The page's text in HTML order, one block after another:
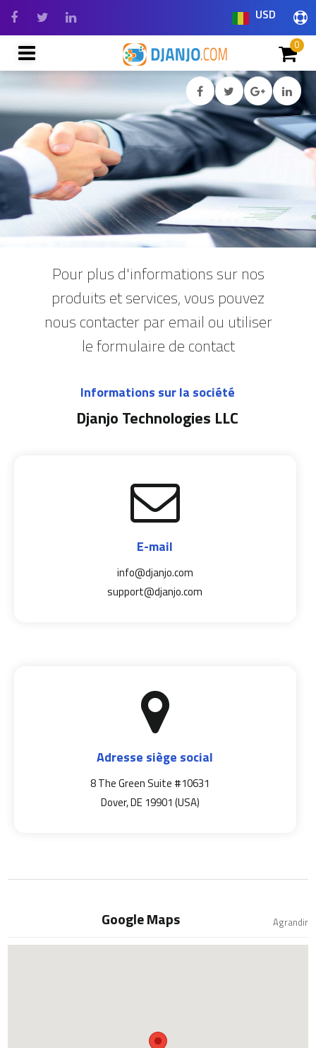
USD
0
Pour plus d'informations sur nos
produits et services, vous pouvez
nous contacter par email ou utiliser
le formulaire de contact
Informations sur la société
Djanjo Technologies LLC
E-mail
info@djanjo.com
support@djanjo.com
Adresse siège social
8 The Green Suite #10631
Dover, DE 19901 (USA)
Google Maps Agrandir